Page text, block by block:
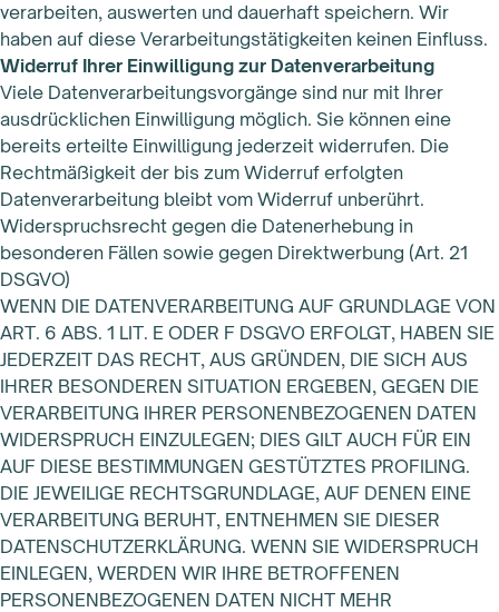
verarbeiten, auswerten und dauerhaft speichern. Wir
haben auf diese Verarbeitungstätigkeiten keinen Einfluss.
Widerruf Ihrer Einwilligung zur Datenverarbeitung
Viele Datenverarbeitungsvorgänge sind nur mit Ihrer
ausdrücklichen Einwilligung möglich. Sie können eine
bereits erteilte Einwilligung jederzeit widerrufen. Die
Rechtmäßigkeit der bis zum Widerruf erfolgten
Datenverarbeitung bleibt vom Widerruf unberührt.
Widerspruchsrecht gegen die Datenerhebung in
besonderen Fällen sowie gegen Direktwerbung (Art. 21
DSGVO)
WENN DIE DATENVERARBEITUNG AUF GRUNDLAGE VON
ART. 6 ABS. 1 LIT. E ODER F DSGVO ERFOLGT, HABEN SIE
JEDERZEIT DAS RECHT, AUS GRÜNDEN, DIE SICH AUS
IHRER BESONDEREN SITUATION ERGEBEN, GEGEN DIE
VERARBEITUNG IHRER PERSONENBEZOGENEN DATEN
WIDERSPRUCH EINZULEGEN; DIES GILT AUCH FÜR EIN
AUF DIESE BESTIMMUNGEN GESTÜTZTES PROFILING.
DIE JEWEILIGE RECHTSGRUNDLAGE, AUF DENEN EINE
VERARBEITUNG BERUHT, ENTNEHMEN SIE DIESER
DATENSCHUTZERKLÄRUNG. WENN SIE WIDERSPRUCH
EINLEGEN, WERDEN WIR IHRE BETROFFENEN
PERSONENBEZOGENEN DATEN NICHT MEHR